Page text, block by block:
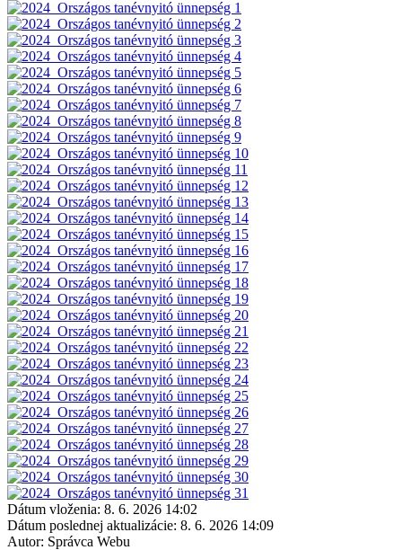
Dátum vloženia: 8. 6. 2026 14:02
Dátum poslednej aktualizácie: 8. 6. 2026 14:09
Autor: Správca Webu